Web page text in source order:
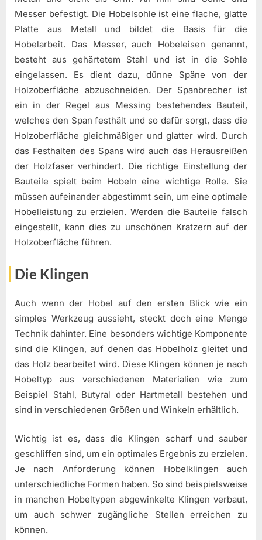
Messer befestigt. Die Hobelsohle ist eine flache, glatte
Platte aus Metall und bildet die Basis für die
Hobelarbeit. Das Messer, auch Hobeleisen genannt,
besteht aus gehärtetem Stahl und ist in die Sohle
eingelassen. Es dient dazu, dünne Späne von der
Holzoberfläche abzuschneiden. Der Spanbrecher ist
ein in der Regel aus Messing bestehendes Bauteil,
welches den Span festhält und so dafür sorgt, dass die
Holzoberfläche gleichmäßiger und glatter wird. Durch
das Festhalten des Spans wird auch das Herausreißen
der Holzfaser verhindert. Die richtige Einstellung der
Bauteile spielt beim Hobeln eine wichtige Rolle. Sie
müssen aufeinander abgestimmt sein, um eine optimale
Hobelleistung zu erzielen. Werden die Bauteile falsch
eingestellt, kann dies zu unschönen Kratzern auf der
Holzoberfläche führen.
Die Klingen
Auch wenn der Hobel auf den ersten Blick wie ein
simples Werkzeug aussieht, steckt doch eine Menge
Technik dahinter. Eine besonders wichtige Komponente
sind die Klingen, auf denen das Hobelholz gleitet und
das Holz bearbeitet wird. Diese Klingen können je nach
Hobeltyp aus verschiedenen Materialien wie zum
Beispiel Stahl, Butyral oder Hartmetall bestehen und
sind in verschiedenen Größen und Winkeln erhältlich.
Wichtig ist es, dass die Klingen scharf und sauber
geschliffen sind, um ein optimales Ergebnis zu erzielen.
Je nach Anforderung können Hobelklingen auch
unterschiedliche Formen haben. So sind beispielsweise
in manchen Hobeltypen abgewinkelte Klingen verbaut,
um auch schwer zugängliche Stellen erreichen zu
können.